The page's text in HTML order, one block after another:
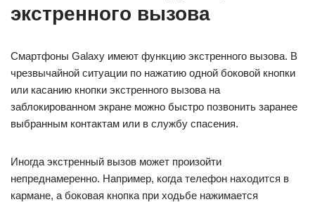
экстренного вызова
Смартфоны Galaxy имеют функцию экстренного вызова. В
чрезвычайной ситуации по нажатию одной боковой кнопки
или касанию кнопки экстренного вызова на
заблокированном экране можно быстро позвонить заранее
выбранным контактам или в службу спасения.
Иногда экстренный вызов может произойти
непреднамеренно. Например, когда телефон находится в
кармане, а боковая кнопка при ходьбе нажимается